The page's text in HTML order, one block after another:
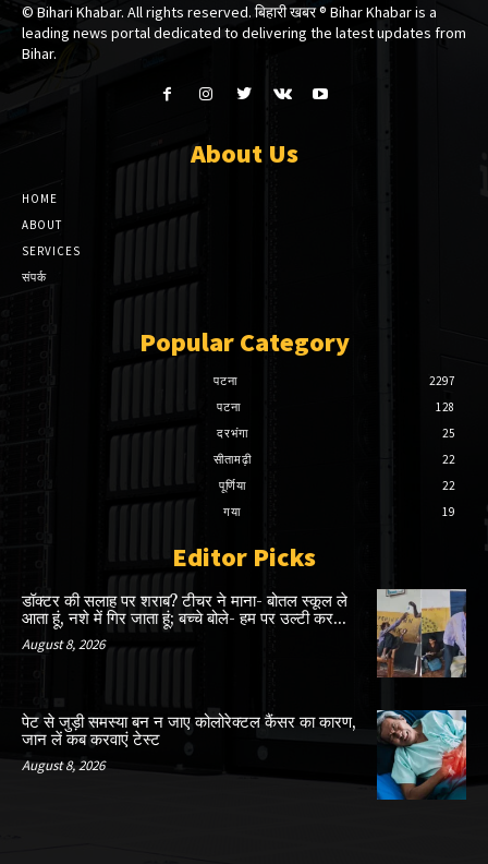
© Bihari Khabar. All rights reserved. बिहारी खबर ®​ Bihar Khabar is a
leading news portal dedicated to delivering the latest updates from
Bihar.
About Us
HOME
ABOUT
SERVICES
संपर्क
Popular Category
पटना
2297
पटना
128
दरभंगा
25
सीतामढ़ी
22
पूर्णिया
22
गया
19
Editor Picks
डॉक्टर की सलाह पर शराब? टीचर ने माना- बोतल स्कूल ले
आता हूं, नशे में गिर जाता हूं; बच्चे बोले- हम पर उल्टी कर...
August 8, 2026
पेट से जुड़ी समस्या बन न जाए कोलोरेक्टल कैंसर का कारण,
जान लें कब करवाएं टेस्ट
August 8, 2026